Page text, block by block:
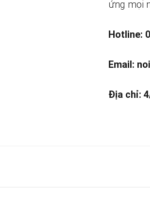
ứng mọi
Hotline:
Email:
Địa chỉ: